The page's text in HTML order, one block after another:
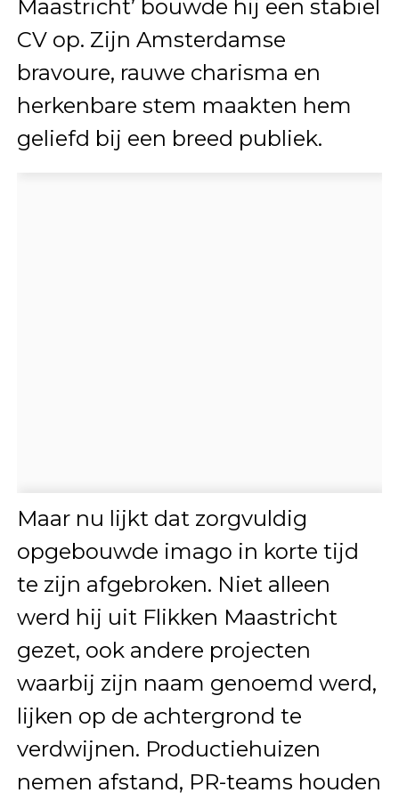
Maastricht’ bouwde hij een stabiel
CV op. Zijn Amsterdamse
bravoure, rauwe charisma en
herkenbare stem maakten hem
geliefd bij een breed publiek.
Maar nu lijkt dat zorgvuldig
opgebouwde imago in korte tijd
te zijn afgebroken. Niet alleen
werd hij uit Flikken Maastricht
gezet, ook andere projecten
waarbij zijn naam genoemd werd,
lijken op de achtergrond te
verdwijnen. Productiehuizen
nemen afstand, PR-teams houden